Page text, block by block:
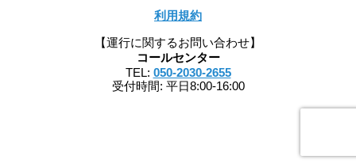
利用規約
【運行に関するお問い合わせ】
コールセンター
TEL: 050-2030-2655
受付時間: 平日8:00-16:00